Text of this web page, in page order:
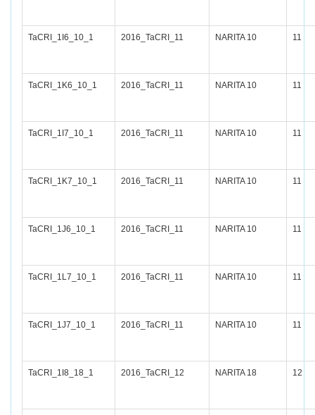
TaCRI_1I6_10_1 2016_TaCRI_11 NARITA 10 11
TaCRI_1K6_10_1 2016_TaCRI_11 NARITA 10 11
TaCRI_1I7_10_1 2016_TaCRI_11 NARITA 10 11
TaCRI_1K7_10_1 2016_TaCRI_11 NARITA 10 11
TaCRI_1J6_10_1 2016_TaCRI_11 NARITA 10 11
TaCRI_1L7_10_1 2016_TaCRI_11 NARITA 10 11
TaCRI_1J7_10_1 2016_TaCRI_11 NARITA 10 11
TaCRI_1I8_18_1 2016_TaCRI_12 NARITA 18 12